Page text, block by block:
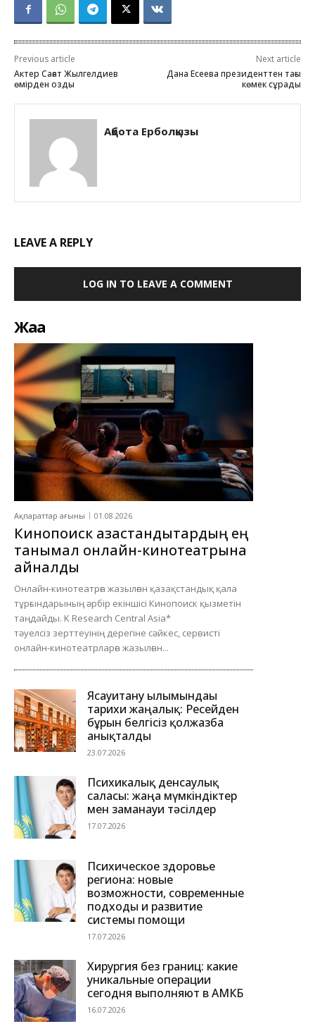
Previous article
Актер Сағат Жылгелдиев
өмірден озды
Next article
Дана Есеева президенттен тағы
көмек сұрады
Ақбота Ерболқызы
LEAVE A REPLY
LOG IN TO LEAVE A COMMENT
Жаңа
Ақпараттар ағыны 01.08.2026
Кинопоиск қазақстандықтардың ең
танымал онлайн-кинотеатрына
айналды
Онлайн-кинотеатрға жазылған қазақстандық қала
тұрғындарының әрбір екіншісі Кинопоиск қызметін
таңдайды. K Research Central Asia*
тәуелсіз зерттеуінің дерегіне сәйкес, сервисті
онлайн-кинотеатрларға жазылған...
Ясауитану ғылымындағы
тарихи жаңалық: Ресейден
бұрын белгісіз қолжазба
анықталды
23.07.2026
Психикалық денсаулық
саласы: жаңа мүмкіндіктер
мен заманауи тәсілдер
17.07.2026
Психическое здоровье
региона: новые
возможности, современные
подходы и развитие
системы помощи
17.07.2026
Хирургия без границ: какие
уникальные операции
сегодня выполняют в АМКБ
16.07.2026